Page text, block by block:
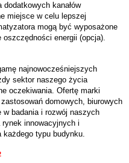
dodatkowych kanałów
miejsce w celu lepszej
mogą być wyposażone
energii (opcja).
najnowocześniejszych
sektor naszego życia
oczekiwania. Ofertę marki
domowych, biurowych
w badania i rozwój naszych
innowacyjnych i
każdego typu budynku.